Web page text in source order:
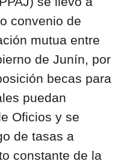
convenio de
mutua entre
de Junín, por
becas para
puedan
Oficios y se
de tasas a
constante de la